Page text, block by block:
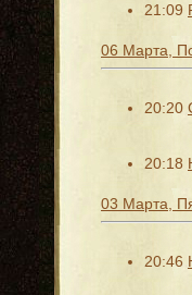
21:09
06 Марта,
20:20
20:18
03 Марта,
20:46